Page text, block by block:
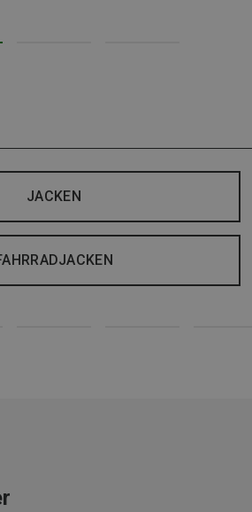
JACKEN